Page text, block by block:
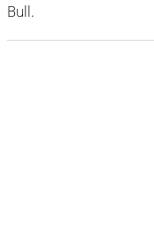
Bull.